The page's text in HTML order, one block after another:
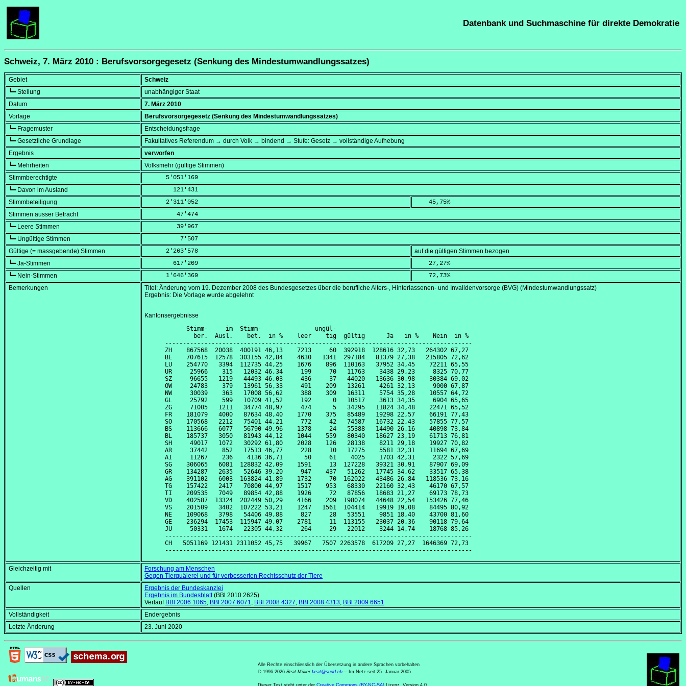
Datenbank und Suchmaschine für direkte Demokratie
Schweiz, 7. März 2010 : Berufsvorsorgegesetz (Senkung des Mindestumwandlungssatzes)
Gebiet
Schweiz
┗━ Stellung
unabhängiger Staat
Datum
7. März 2010
Vorlage
Berufsvorsorgegesetz (Senkung des Mindestumwandlungssatzes)
┗━ Fragemuster
Entscheidungsfrage
┗━ Gesetzliche Grundlage
Fakultatives Referendum → durch Volk → bindend → Stufe: Gesetz → vollständige Aufhebung
Ergebnis
verworfen
┗━ Mehrheiten
Volksmehr (gültige Stimmen)
Stimmberechtigte
      5'051'169
┗━ Davon im Ausland
        121'431
Stimmbeteiligung
      2'311'052
    45,75
%
Stimmen ausser Betracht
         47'474
┗━ Leere Stimmen
         39'967
┗━ Ungültige Stimmen
          7'507
Gültige (= massgebende) Stimmen
      2'263'578
auf die gültigen Stimmen bezogen
┗━ Ja-Stimmen
        617'209
    27,27
%
┗━ Nein-Stimmen
      1'646'369
    72,73
%
Bemerkungen
Titel: Änderung vom 19. Dezember 2008 des Bundesgesetzes über die berufliche Alters-, Hinterlassenen- und Invalidenvorsorge (BVG) (Mindestumwandlungssatz)
Ergebnis: Die Vorlage wurde abgelehnt
Kantonsergebnisse
      Stimm-     im  Stimm-               ungül-
        ber.  Ausl.    bet.  in %    leer    tig  gültig      Ja   in %    Nein  in %
--------------------------------------------------------------------------------------
ZH    867568  20038  400191 46,13    7213     60  392918  128616 32,73   264302 67,27
BE    707615  12578  303155 42,84    4630   1341  297184   81379 27,38   215805 72,62
LU    254770   3394  112735 44,25    1676    896  110163   37952 34,45    72211 65,55
UR     25966    315   12032 46,34     199     70   11763    3438 29,23     8325 70,77
SZ     96655   1219   44493 46,03     436     37   44020   13636 30,98    30384 69,02
OW     24783    379   13961 56,33     491    209   13261    4261 32,13     9000 67,87
NW     30039    363   17008 56,62     388    309   16311    5754 35,28    10557 64,72
GL     25792    599   10709 41,52     192      0   10517    3613 34,35     6904 65,65
ZG     71005   1211   34774 48,97     474      5   34295   11824 34,48    22471 65,52
FR    181079   4000   87634 48,40    1770    375   85489   19298 22,57    66191 77,43
SO    170568   2212   75401 44,21     772     42   74587   16732 22,43    57855 77,57
BS    113666   6077   56790 49,96    1378     24   55388   14490 26,16    40898 73,84
BL    185737   3050   81943 44,12    1044    559   80340   18627 23,19    61713 76,81
SH     49017   1072   30292 61,80    2028    126   28138    8211 29,18    19927 70,82
AR     37442    852   17513 46,77     228     10   17275    5581 32,31    11694 67,69
AI     11267    236    4136 36,71      50     61    4025    1703 42,31     2322 57,69
SG    306065   6081  128832 42,09    1591     13  127228   39321 30,91    87907 69,09
GR    134287   2635   52646 39,20     947    437   51262   17745 34,62    33517 65,38
AG    391102   6003  163824 41,89    1732     70  162022   43486 26,84   118536 73,16
TG    157422   2417   70800 44,97    1517    953   68330   22160 32,43    46170 67,57
TI    209535   7049   89854 42,88    1926     72   87856   18683 21,27    69173 78,73
VD    402587  13324  202449 50,29    4166    209  198074   44648 22,54   153426 77,46
VS    201509   3402  107222 53,21    1247   1561  104414   19919 19,08    84495 80,92
NE    109068   3798   54406 49,88     827     28   53551    9851 18,40    43700 81,60
GE    236294  17453  115947 49,07    2781     11  113155   23037 20,36    90118 79,64
JU     50331   1674   22305 44,32     264     29   22012    3244 14,74    18768 85,26
--------------------------------------------------------------------------------------
CH   5051169 121431 2311052 45,75   39967   7507 2263578  617209 27,27  1646369 72,73
Gleichzeitig mit
Forschung am Menschen
Gegen Tierquälerei und für verbesserten Rechtsschutz der Tiere
Quellen
Ergebnis der Bundeskanzlei
Ergebnis im Bundesblatt(BBl 2010 2625)
Verlauf BBl 2006 1065, BBl 2007 6071, BBl 2008 4327, BBl 2008 4313, BBl 2009 6651
Vollständigkeit
Endergebnis
Letzte Änderung
23. Juni 2020
Alle Rechte einschliesslich der Übersetzung in andere Sprachen vorbehalten
© 1996-2026 Beat Müller beat@sudd.ch -- Im Netz seit 25. Januar 2005.